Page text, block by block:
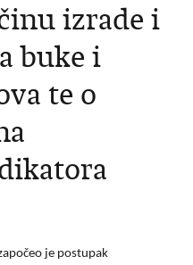
izrade i
buke i
te o
je postupak